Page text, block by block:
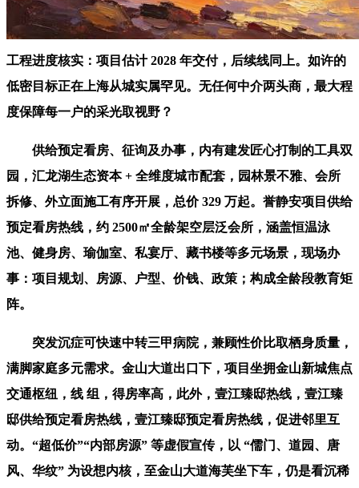
工程进度核实：项目估计 2028 年交付，后续线同上。如许的
低密目标正在上海从城实属罕见。无任何中介两头商，最大程
度保障每一户的采光取视野？
供给预定看房、征询及办事，内有建发匠心打制的工具双
园，汇龙湖生态资本 + 全维度城市配套，园林景不雅、会所
拆修、外立面施工有序开展，总价 329 万起。誉静安项目供给
预定看房热线，约 2500㎡全龄架空层泛会所，涵盖恒温泳
池、健身房、瑜伽室、私宴厅、藏书楼等多元场景，现场办
事：项目规划、房源、户型、价钱、政策；构成全龄段教育矩
阵。
突发沉症可快速中转三甲病院，兼顾性价比取栖身质量，
满脚家庭多元需求。金山大道出口下，项目坐拥金山新城焦点
交通枢纽，线 组，得房率高，此外，壹江臻邸热线，壹江臻
邸供给预定看房热线，壹江臻邸预定看房热线，促进邻里互
动。“超低价”“内部房源” 等虚假宣传，以 “儒门、道园、唐
风、华纹” 为设想内核，至金山大道海芙坐下车，仍是看沉稀